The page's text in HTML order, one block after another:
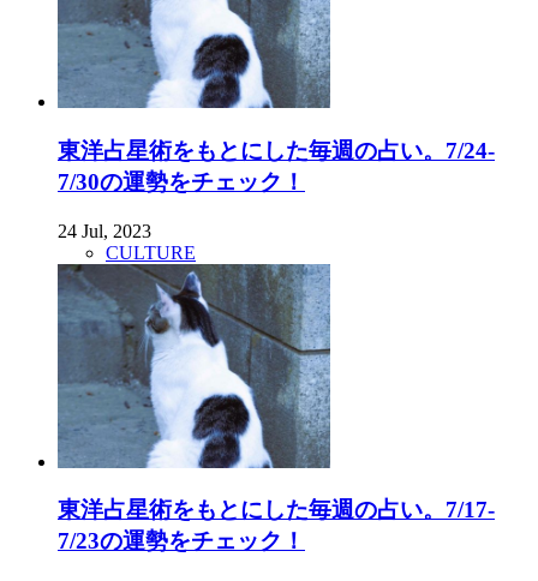
東洋占星術をもとにした毎週の占い。7/24-
7/30の運勢をチェック！
24 Jul, 2023
CULTURE
東洋占星術をもとにした毎週の占い。7/17-
7/23の運勢をチェック！